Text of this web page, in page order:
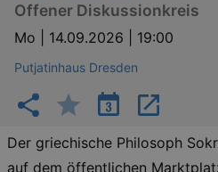
Offener Diskussionkreis
Mo | 14.09.2026 | 19:00
Putjatinhaus Dresden
Der griechische Philosoph
auf dem öffentlichen